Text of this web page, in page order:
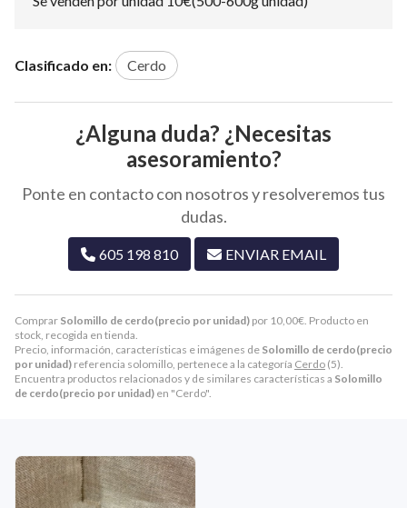
Comprar Solomillo de cerdo(precio por unidad) por 10,00€ . Producto en
stock, recogida en tienda.
Precio, información, características e imágenes de Solomillo de cerdo(precio
por unidad) referencia solomillo, pertenece a la categoría Cerdo (5).
Encuentra productos relacionados y de similares características a Solomillo
de cerdo(precio por unidad) en "Cerdo".
Clasificado en: Cerdo
¿Alguna duda? ¿Necesitas
asesoramiento?
Ponte en contacto con nosotros y resolveremos tus
dudas.
605 198 810 ENVIAR EMAIL